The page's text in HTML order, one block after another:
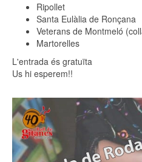
Ripollet
Santa Eulàlia de Ronçana
Veterans de Montmeló
Martorelles
L'entrada és gratuïta
Us hi esperem!!